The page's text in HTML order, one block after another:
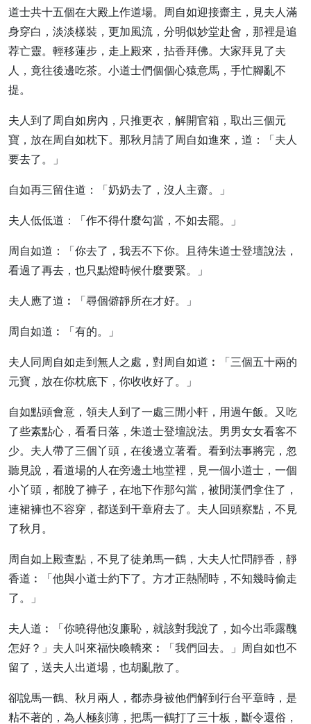
道士共十五個在大殿上作道場。周自如迎接齋主，見夫人滿
身穿白，淡淡樣裝，更加風流，分明似妙堂赴會，那裡是追
荐亡靈。輕移蓮步，走上殿來，拈香拜佛。大家拜見了夫
人，竟往後邊吃茶。小道士們個個心猿意馬，手忙腳亂不
提。
夫人到了周自如房內，只推更衣，解開官箱，取出三個元
寶，放在周自如枕下。那秋月請了周自如進來，道：「夫人
要去了。」
自如再三留住道：「奶奶去了，沒人主齋。」
夫人低低道：「作不得什麼勾當，不如去罷。」
周自如道：「你去了，我丟不下你。且待朱道士登壇說法，
看過了再去，也只點燈時候什麼要緊。」
夫人應了道︰「尋個僻靜所在才好。」
周自如道︰「有的。」
夫人同周自如走到無人之處，對周自如道︰「三個五十兩的
元寶，放在你枕底下，你收收好了。」
自如點頭會意，領夫人到了一處三閒小軒，用過午飯。又吃
了些素點心，看看日落，朱道士登壇說法。男男女女看客不
少。夫人帶了三個丫頭，在後邊立著看。看到法事將完，忽
聽見說，看道場的人在旁邊土地堂裡，見一個小道士，一個
小丫頭，都脫了褲子，在地下作那勾當，被閒漢們拿住了，
連裙褲也不容穿，都送到干章府去了。夫人回頭察點，不見
了秋月。
周自如上殿查點，不見了徒弟馬一鶴，大夫人忙問靜香，靜
香道︰「他與小道士約下了。方才正熱鬧時，不知幾時偷走
了。」
夫人道︰「你曉得他沒廉恥，就該對我說了，如今出乖露醜
怎好？」夫人叫來福快喚轎來︰「我們回去。」周自如也不
留了，送夫人出道場，也胡亂散了。
卻說馬一鶴、秋月兩人，都赤身被他們解到行台平章時，是
粘不著的，為人極刻薄，把馬一鶴打了三十板，斷令還俗，